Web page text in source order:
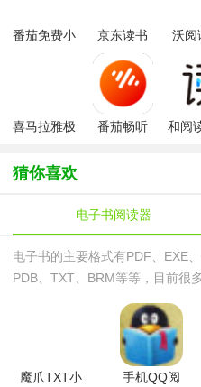
番茄免费小
京东读书
沃阅
喜马拉雅极
方最新版
番茄畅听
和阅
猜你喜欢
电子书阅读器
电子书的主要格式有PDF、EXE
PDB、TXT、BRM等等，目前很
式的。手机终端常见的电子书格
前市场上的电子书阅读器基本上
魔爪TXT小
手机QQ阅